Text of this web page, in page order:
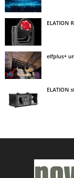
ELATION
elfplus+
ELATION